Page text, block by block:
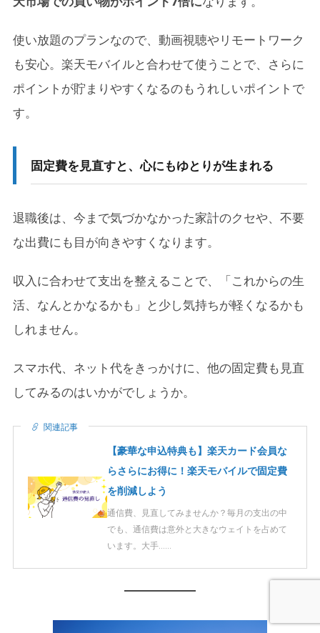
使い放題のプランなので、動画視聴やリモートワーク
も安心。楽天モバイルと合わせて使うことで、さらに
ポイントが貯まりやすくなるのもうれしいポイントで
す。
固定費を見直すと、心にもゆとりが生まれる
退職後は、今まで気づかなかった家計のクセや、不要
な出費にも目が向きやすくなります。
収入に合わせて支出を整えることで、「これからの生
活、なんとかなるかも」と少し気持ちが軽くなるかも
しれません。
スマホ代、ネット代をきっかけに、他の固定費も見直
してみるのはいかがでしょうか。
関連記事
【豪華な申込特典も】楽天カード会員な
らさらにお得に！楽天モバイルで固定費
を削減しよう
通信費、見直してみませんか？毎月の支出の中
でも、通信費は意外と大きなウェイトを占めて
います。大手……